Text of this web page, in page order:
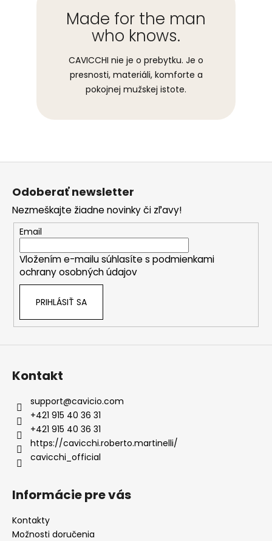
Made for the man
who knows.
CAVICCHI nie je o prebytku. Je o
presnosti, materiáli, komforte a
pokojnej mužskej istote.
Odoberať newsletter
Nezmeškajte žiadne novinky či zľavy!
Email
Vložením e-mailu súhlasíte s podmienkami
ochrany osobných údajov
PRIHLÁSIŤ SA
Kontakt
support@cavicio.com
+421 915 40 36 31
+421 915 40 36 31
https://cavicchi.roberto.martinelli/
cavicchi_official
Informácie pre vás
Kontakty
Možnosti doručenia